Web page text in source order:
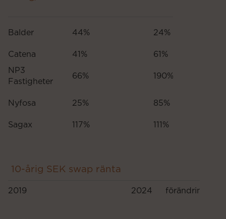
Balder 44% 24%
Catena 41%
61%
NP3
Fastigheter
66% 190%
Nyfosa 25% 85%
Sagax 117% 111%
10-årig SEK swap ränta
2019 2024 förändring